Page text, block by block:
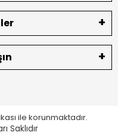
ile korunmaktadır.
Saklıdır